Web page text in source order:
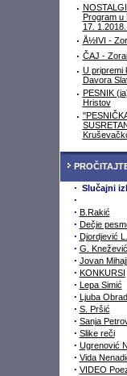
·
Program u
17.
· Å½IVI -
· ČAJ -
· U pripremi
Davora
· PESNIK
Hristov
·
· Slučajni
·
· B.Rakić
· Dečje
· Djordjević L.
· G. Knežević
· Jovan
· KONKURSI
· Lepa Simić
· Ljuba
· S. Pršić
· Sanja
· Slike reči
· Ugrenović N.
· Vida
· VIDEO